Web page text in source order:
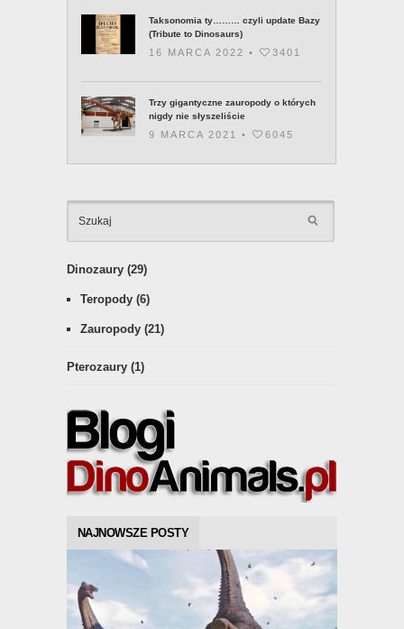
Taksonomia ty……… czyli update Bazy
(Tribute to Dinosaurs)
16 MARCA 2022 • 3401
Trzy gigantyczne zauropody o których
nigdy nie słyszeliście
9 MARCA 2021 • 6045
Dinozaury (29)
Teropody (6)
Zauropody (21)
Pterozaury (1)
NAJNOWSZE POSTY